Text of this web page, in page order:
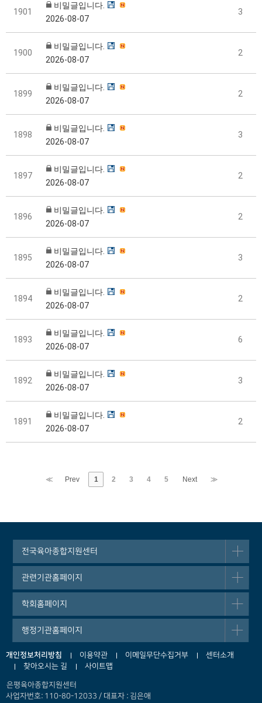
1901
비밀글입니다.
2026-08-07
3
1900
비밀글입니다.
2026-08-07
2
1899
비밀글입니다.
2026-08-07
2
1898
비밀글입니다.
2026-08-07
3
1897
비밀글입니다.
2026-08-07
2
1896
비밀글입니다.
2026-08-07
2
1895
비밀글입니다.
2026-08-07
3
1894
비밀글입니다.
2026-08-07
2
1893
비밀글입니다.
2026-08-07
6
1892
비밀글입니다.
2026-08-07
3
1891
비밀글입니다.
2026-08-07
2
≪ Prev 1 2 3 4 5 Next ≫
전국육아종합지원센터
관련기관홈페이지
학회홈페이지
행정기관홈페이지
개인정보처리방침 이용약관 이메일무단수집거부
센터소개
찾아오시는 길
사이트맵
은평육아종합지원센터
사업자번호: 110-80-12033 / 대표자 : 김은애